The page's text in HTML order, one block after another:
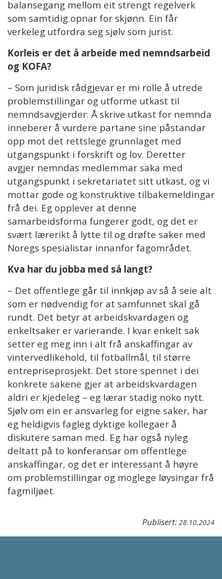
balansegang mellom eit strengt regelverk
som samtidig opnar for skjønn. Ein får
verkeleg utfordra seg sjølv som jurist.
Korleis er det å arbeide med nemndsarbeid
og KOFA?
– Som juridisk rådgjevar er mi rolle å utrede
problemstillingar og utforme utkast til
nemndsavgjerder. Å skrive utkast for nemnda
inneberer å vurdere partane sine påstandar
opp mot det rettslege grunnlaget med
utgangspunkt i forskrift og lov. Deretter
avgjer nemndas medlemmar saka med
utgangspunkt i sekretariatet sitt utkast, og vi
mottar gode og konstruktive tilbakemeldingar
frå dei. Eg opplever at denne
samarbeidsforma fungerer godt, og det er
svært lærerikt å lytte til og drøfte saker med
Noregs spesialistar innanfor fagområdet.
Kva har du jobba med så langt?
– Det offentlege går til innkjøp av så å seie alt
som er nødvendig for at samfunnet skal gå
rundt. Det betyr at arbeidskvardagen og
enkeltsaker er varierande. I kvar enkelt sak
setter eg meg inn i alt frå anskaffingar av
vintervedlikehold, til fotballmål, til større
entrepriseprosjekt. Det store spennet i dei
konkrete sakene gjer at arbeidskvardagen
aldri er kjedeleg – eg lærar stadig noko nytt.
Sjølv om ein er ansvarleg for eigne saker, har
eg heldigvis fagleg dyktige kollegaer å
diskutere saman med. Eg har også nyleg
deltatt på to konferansar om offentlege
anskaffingar, og det er interessant å høyre
om problemstillingar og moglege løysingar frå
fagmiljøet.
Publisert: 28.10.2024